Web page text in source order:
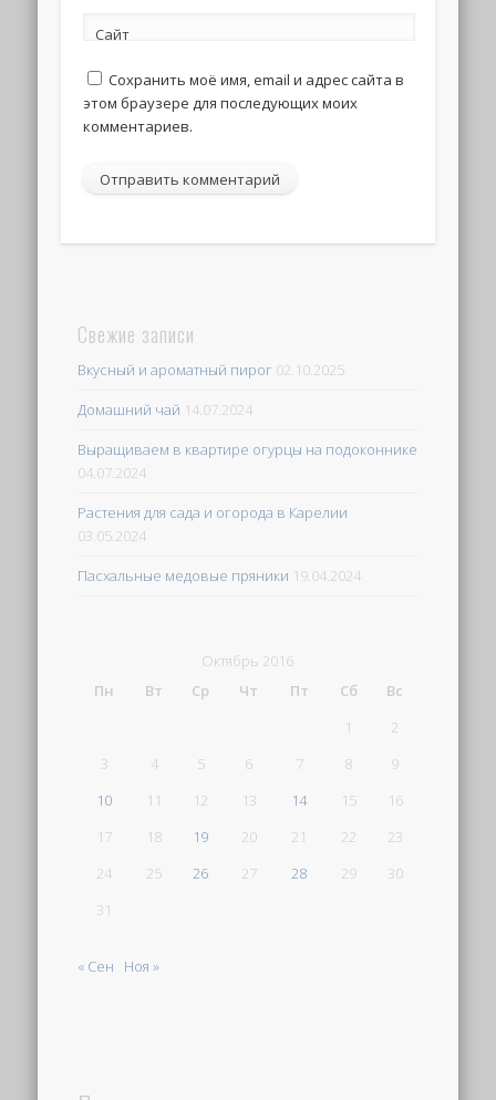
Сайт
Сохранить моё имя, email и адрес сайта в
этом браузере для последующих моих
комментариев.
Свежие записи
Вкусный и ароматный пирог 02.10.2025
Домашний чай 14.07.2024
Выращиваем в квартире огурцы на подоконнике
04.07.2024
Растения для сада и огорода в Карелии
03.05.2024
Пасхальные медовые пряники 19.04.2024
Октябрь 2016
Пн
Вт Ср Чт Пт Сб
Вс
1
2
3
4 5 6 7 8
9
10
11 12 13 14 15
16
17
18 19 20 21 22
23
24
25 26 27 28 29
30
31
« Сен Ноя »